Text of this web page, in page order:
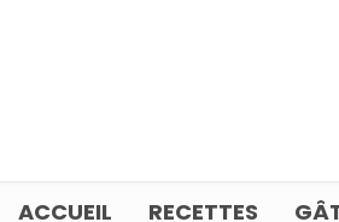
ACCUEIL RECETTES